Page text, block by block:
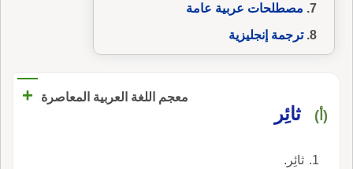
مصطلحات عربية عامة
ترجمة إنجليزية
معجم اللغة العربية المعاصرة +
(أ) ثائِر
ثائِر.